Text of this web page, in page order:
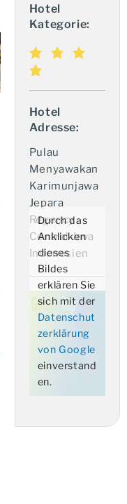
Hotel
Kategorie:
Hotel
Adresse:
Pulau
Menyawakan
Karimunjawa
Jepara
Regency
Central Java
Indonesien
Durch das
Anklicken
dieses
Bildes
erklären Sie
sich mit der
Datenschut
zerklärung
von Google
einverstand
en.